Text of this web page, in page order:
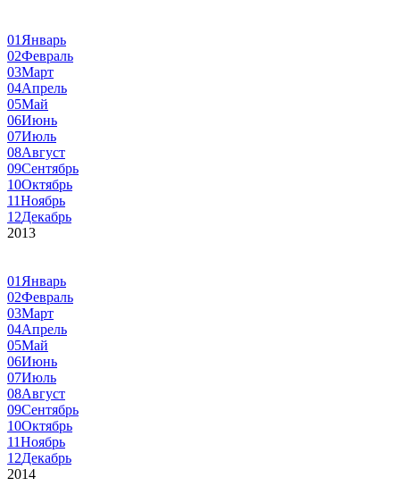
01 Январь
02Февраль
03Март
04Апрель
05Май
06Июнь
07Июль
08Август
09Сентябрь
10Октябрь
11Ноябрь
12Декабрь
2013
01 Январь
02Февраль
03Март
04Апрель
05Май
06Июнь
07Июль
08Август
09Сентябрь
10Октябрь
11Ноябрь
12Декабрь
2014